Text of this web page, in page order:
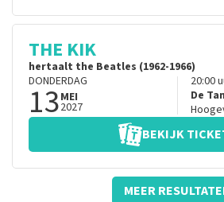
THE KIK
hertaalt the Beatles (1962-1966)
DONDERDAG
13MEI
2027
20:00
De
BEKIJK
MEER